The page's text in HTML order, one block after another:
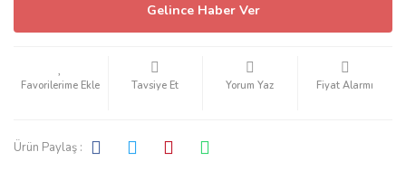
Gelince Haber Ver
Tavsiye Et Yorum Yaz Fiyat Alarmı
Ürün Paylaş :